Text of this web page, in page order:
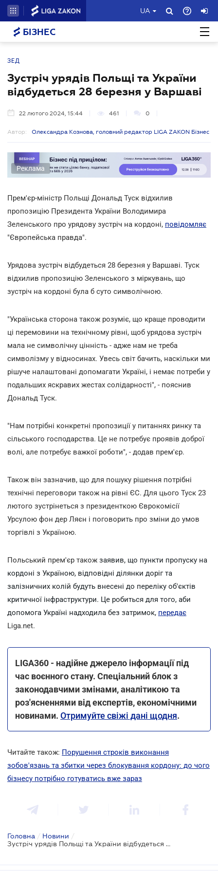
UA
БІЗНЕС
ЗЕД
Зустріч урядів Польщі та України
відбудеться 28 березня у Варшаві
22 лютого 2024, 15:44 461 0
Автор: Олександра Кознова, головний редактор LIGA ZAKON Бізнес
Реклама
Прем'єр-міністр Польщі Дональд Туск відхилив
пропозицію Президента України Володимира
Зеленського про урядову зустріч на кордоні, повідомляє
"Європейська правда".
Урядова зустріч відбудеться 28 березня у Варшаві. Туск
відхилив пропозицію Зеленського з міркувань, що
зустріч на кордоні була б суто символічною.
"Українська сторона також розуміє, що краще проводити
ці перемовини на технічному рівні, щоб урядова зустріч
мала не символічну цінність - адже нам не треба
символізму у відносинах. Увесь світ бачить, наскільки ми
рішуче налаштовані допомагати Україні, і немає потреби у
подальших яскравих жестах солідарності", - пояснив
Дональд Туск.
"Нам потрібні конкретні пропозиції у питаннях ринку та
сільського господарства. Це не потребує проявів доброї
волі, але потребує важкої роботи", - додав прем'єр.
Також він зазначив, що для пошуку рішення потрібні
технічні переговори також на рівні ЄС. Для цього Туск 23
лютого зустрінеться з президенткою Єврокомісії
Урсулою фон дер Ляєн і поговорить про зміни до умов
торгівлі з Україною.
Польський прем'єр також заявив, що пункти пропуску на
кордоні з Україною, відповідні ділянки доріг та
залізничних колій будуть внесені до переліку об'єктів
критичної інфраструктури. Це робиться для того, аби
допомога Україні надходила без затримок, передає
Liga.net.
LIGA360 - надійне джерело інформації під
час воєнного стану. Спеціальний блок з
законодавчими змінами, аналітикою та
роз'ясненнями від експертів, економічними
новинами. Отримуйте свіжі дані щодня.
Читайте також: Порушення строків виконання
зобов'язань та збитки через блокування кордону: до чого
бізнесу потрібно готуватись вже зараз
Головна / Новини /
Зустріч урядів Польщі та України відбудеться 28 березня у Варшаві